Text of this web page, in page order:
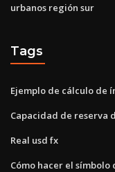
urbanos región sur
Tags
Ejemplo de cálculo de
Capacidad de reserva
Real usd fx
Cómo hacer el símbolo